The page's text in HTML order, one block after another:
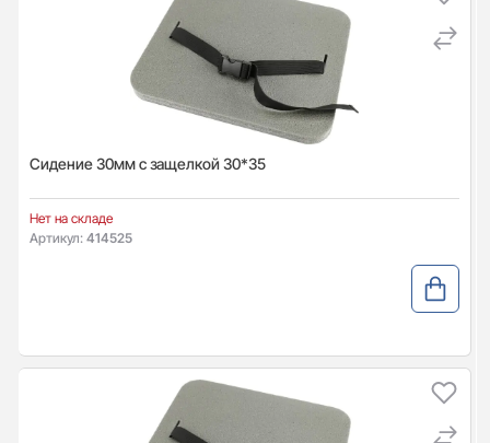
Сидение 30мм с защелкой 30*35
Нет на складе
Артикул: 414525